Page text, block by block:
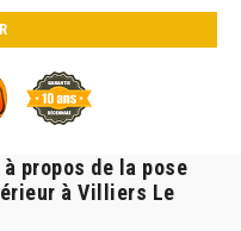
propos de la pose
à Villiers Le